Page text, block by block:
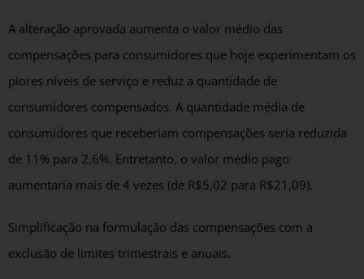
A alteração aprovada aumenta o valor médio das
compensações para consumidores que hoje experimentam os
piores níveis de serviço e reduz a quantidade de
consumidores compensados. A quantidade média de
consumidores que receberiam compensações seria reduzida
de 11% para 2,6%. Entretanto, o valor médio pago
aumentaria mais de 4 vezes (de R$5,02 para R$21,09).
Simplificação na formulação das compensações com a
exclusão de limites trimestrais e anuais.